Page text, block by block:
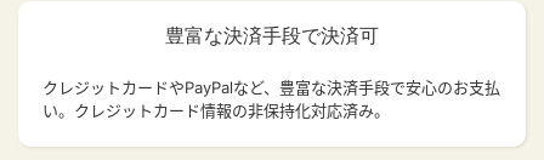
豊富な決済手段で決済可
クレジットカードやPayPalなど、豊富な決済手段で安心のお支払
い。クレジットカード情報の非保持化対応済み。